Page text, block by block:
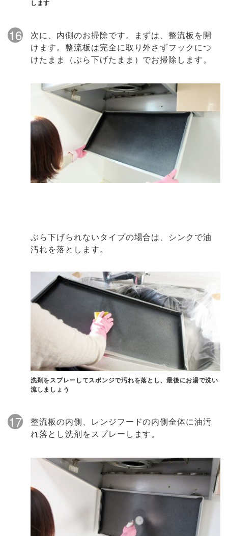
します
16
次に、内側のお掃除です。まずは、整流板を開
けます。整流板は完全に取り外さずフックにつ
けたまま（ぶら下げたまま）でお掃除します。
ぶら下げられないタイプの場合は、シンクで油
汚れを落とします。
洗剤をスプレーしてスポンジで汚れを落とし、最後にお湯で洗い
流しましょう
17
整流板の内側、レンジフードの内側全体に油汚
れ落とし洗剤をスプレーします。